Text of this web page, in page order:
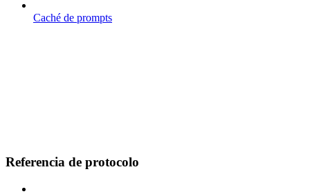
Caché de prompts
Referencia de protocolo